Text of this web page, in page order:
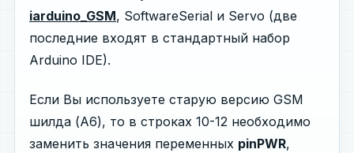
iarduino_GSM, SoftwareSerial и Servo (две
последние входят в стандартный набор
Arduino IDE).
Если Вы используете старую версию GSM
шилда (A6), то в строках 10-12 необходимо
заменить значения переменных pinPWR,